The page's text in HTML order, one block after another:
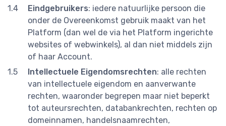
Eindgebruikers: iedere natuurlijke persoon die
onder de Overeenkomst gebruik maakt van het
Platform (dan wel de via het Platform ingerichte
websites of webwinkels), al dan niet middels zijn
of haar Account.
Intellectuele Eigendomsrechten: alle rechten
van intellectuele eigendom en aanverwante
rechten, waaronder begrepen maar niet beperkt
tot auteursrechten, databankrechten, rechten op
domeinnamen, handelsnaamrechten,